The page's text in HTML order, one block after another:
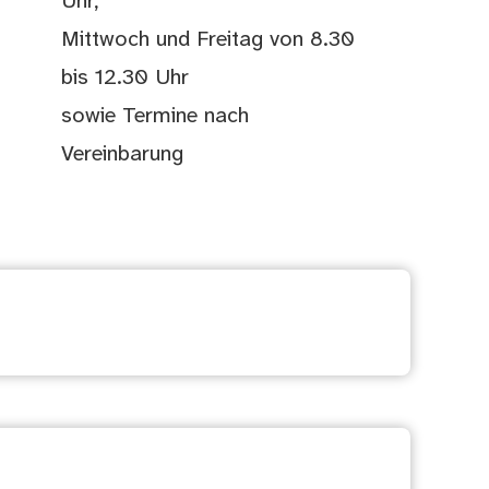
Mittwoch und Freitag von 8.30
bis 12.30 Uhr
sowie Termine nach
Vereinbarung